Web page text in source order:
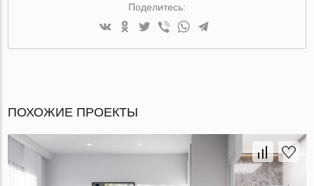
Поделитесь:
ПОХОЖИЕ ПРОЕКТЫ